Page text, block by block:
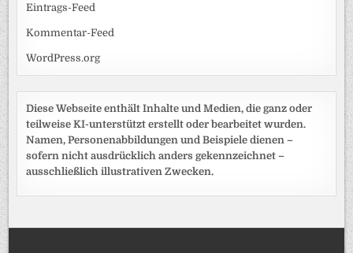
Eintrags-Feed
Kommentar-Feed
WordPress.org
Diese Webseite enthält Inhalte und Medien, die ganz oder
teilweise KI-unterstützt erstellt oder bearbeitet wurden.
Namen, Personenabbildungen und Beispiele dienen –
sofern nicht ausdrücklich anders gekennzeichnet –
ausschließlich illustrativen Zwecken.